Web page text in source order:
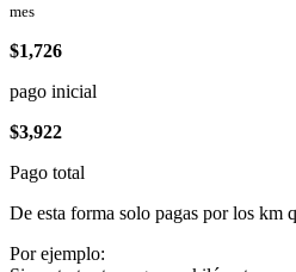
mes
$1,726
pago inicial
$3,922
Pago total
De esta forma solo pagas por los km
Por ejemplo: